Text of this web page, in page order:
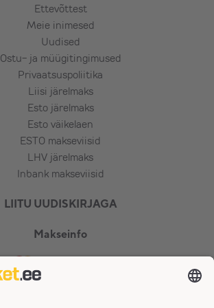
Ettevõttest
Meie inimesed
Uudised
Ostu- ja müügitingimused
Privaatsuspoliitika
Liisi järelmaks
Esto järelmaks
Esto väikelaen
ESTO makseviisid
LHV järelmaks
Inbank makseviisid
LIITU UUDISKIRJAGA
Makseinfo